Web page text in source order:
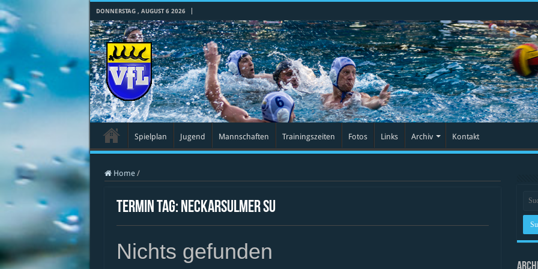
DONNERSTAG , AUGUST 6 2026
Spielplan Jugend Mannschaften Trainingszeiten Fotos Links Archiv Kontakt
Home /
Termin Tag: Neckarsulmer SU
Nichts gefunden